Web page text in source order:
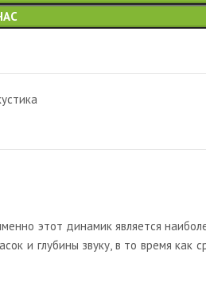
этот динамик является
и глубины звуку, в то время как